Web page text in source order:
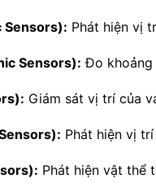
Sensors): Phát hiện vị
Sensors): Đo khoảng
Giám sát vị trí của
Phát hiện vị
Phát hiện vật thể